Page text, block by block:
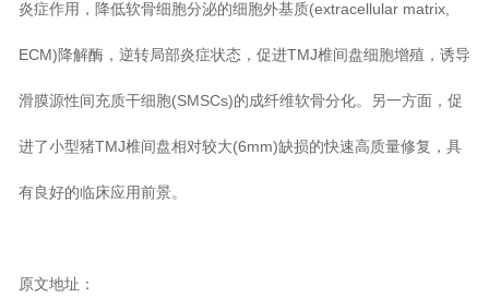
炎症作用，降低软骨细胞分泌的细胞外基质(extracellular matrix,
ECM)降解酶，逆转局部炎症状态，促进TMJ椎间盘细胞增殖，诱导
滑膜源性间充质干细胞(SMSCs)的成纤维软骨分化。另一方面，促
进了小型猪TMJ椎间盘相对较大(6mm)缺损的快速高质量修复，具
有良好的临床应用前景。
原文地址：